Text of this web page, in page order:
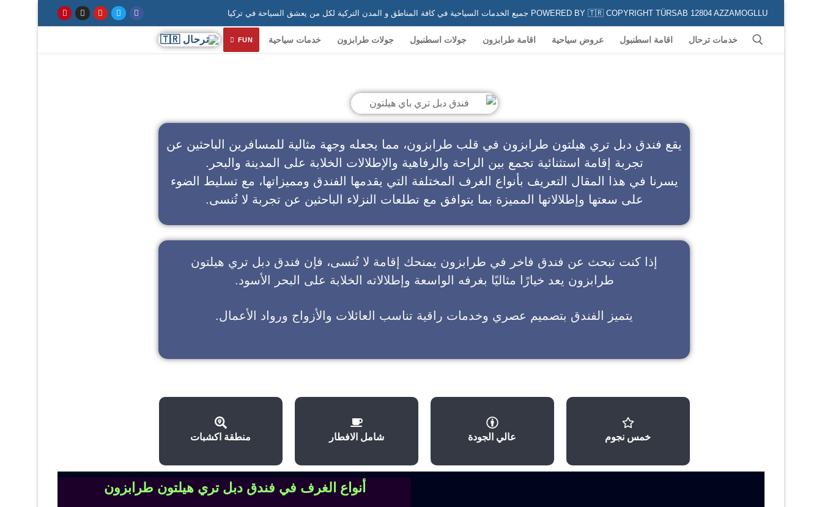
POWERED BY 🇹🇷 COPYRIGHT TÜRSAB 12804 AZZAMOGLLU جميع الخدمات السياحية في كافة المناطق و المدن التركية لكل من يعشق السياحة في تركيا
خدمات ترحال اقامة اسطنبول عروض سياحية اقامة طرابزون جولات اسطنبول جولات طرابزون خدمات سياحية FUN
يقع فندق دبل تري هيلتون طرابزون في قلب طرابزون، مما يجعله وجهة مثالية للمسافرين الباحثين عن
تجربة إقامة استثنائية تجمع بين الراحة والرفاهية والإطلالات الخلابة على المدينة والبحر.
يسرنا في هذا المقال التعريف بأنواع الغرف المختلفة التي يقدمها الفندق ومميزاتها، مع تسليط الضوء
على سعتها وإطلالاتها المميزة بما يتوافق مع تطلعات النزلاء الباحثين عن تجربة لا تُنسى.
إذا كنت تبحث عن فندق فاخر في طرابزون يمنحك إقامة لا تُنسى، فإن فندق دبل تري هيلتون
طرابزون يعد خيارًا مثاليًا بغرفه الواسعة وإطلالاته الخلابة على البحر الأسود.
يتميز الفندق بتصميم عصري وخدمات راقية تناسب العائلات والأزواج ورواد الأعمال.
خمس نجوم عالي الجودة شامل الافطار منطقة اكشبات
أنواع الغرف في فندق دبل تري هيلتون طرابزون